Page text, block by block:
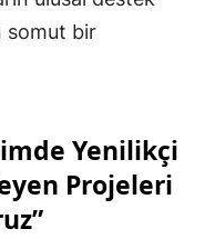
somut bir
Yenilikçi
Projeleri